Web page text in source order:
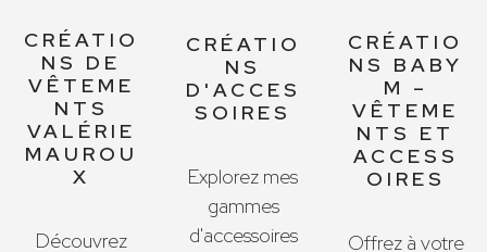
CRÉATIO
NS DE
VÊTEME
NTS
VALÉRIE
MAUROU
X
Découvrez
CRÉATIO
NS
D'ACCES
SOIRES
Explorez mes
gammes
d'accessoires
CRÉATIO
NS BABY
M –
VÊTEME
NTS ET
ACCESS
OIRES
Offrez à votre